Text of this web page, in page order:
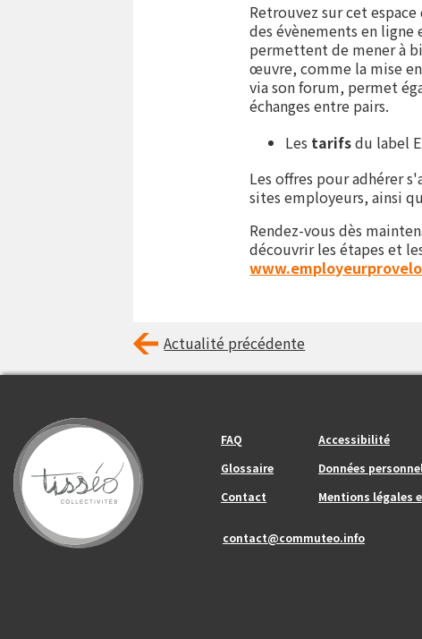
Retrouvez sur cet
des évènements en
permettent de mener à
œuvre, comme la mise
via son forum, permet
échanges entre pairs.
Les tarifsdu label
Les offres pour adhérer
sites employeurs, ainsi
Rendez-vous dès
découvrir les étapes et
Actualité précédente
FAQ
Glossaire
Contact
Footer_center
Accessibilité
Données
Mentions légales
contact@commuteo.info